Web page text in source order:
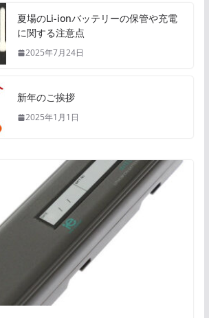
夏場のLi-ionバッテリーの保管や充電
に関する注意点
2025年7月24日
新年のご挨拶
2025年1月1日